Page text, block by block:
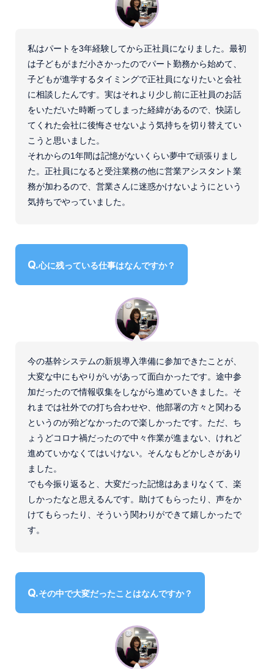
私はパートを3年経験してから正社員になりました。最初
は子どもがまだ小さかったのでパート勤務から始めて、
子どもが進学するタイミングで正社員になりたいと会社
に相談したんです。実はそれより少し前に正社員のお話
をいただいた時断ってしまった経緯があるので、快諾し
てくれた会社に後悔させないよう気持ちを切り替えてい
こうと思いました。
それからの1年間は記憶がないくらい夢中で頑張りまし
た。正社員になると受注業務の他に営業アシスタント業
務が加わるので、営業さんに迷惑かけないようにという
気持ちでやっていました。
心に残っている仕事はなんですか？
今の基幹システムの新規導入準備に参加できたことが、
大変な中にもやりがいがあって面白かったです。途中参
加だったので情報収集をしながら進めていきました。そ
れまでは社外での打ち合わせや、他部署の方々と関わる
というのが殆どなかったので楽しかったです。ただ、ち
ょうどコロナ禍だったので中々作業が進まない、けれど
進めていかなくてはいけない。そんなもどかしさがあり
ました。
でも今振り返ると、大変だった記憶はあまりなくて、楽
しかったなと思えるんです。助けてもらったり、声をか
けてもらったり、そういう関わりができて嬉しかったで
す。
その中で大変だったことはなんですか？